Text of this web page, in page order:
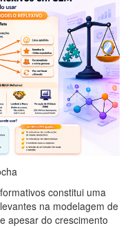
constitui uma
na modelagem de
apesar do crescimento